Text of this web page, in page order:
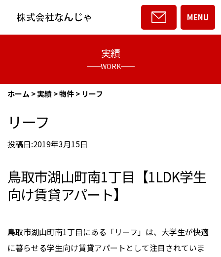
MENU
実績
──WORK──
ホーム >実績>物件> リーフ
リーフ
投稿日:2019年3月15日
鳥取市湖山町南1丁目【1LDK学生
向け賃貸アパート】
鳥取市湖山町南1丁目にある「リーフ」は、大学生が快適
に暮らせる学生向け賃貸アパートとして注目されていま